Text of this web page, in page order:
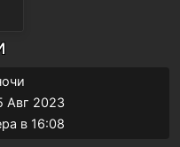
Авг 2023
в 16:08